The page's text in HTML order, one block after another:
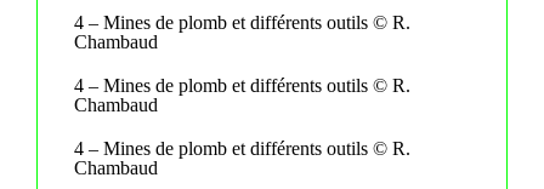
4 – Mines de plomb et différents outils © R.
Chambaud
4 – Mines de plomb et différents outils © R.
Chambaud
4 – Mines de plomb et différents outils © R.
Chambaud